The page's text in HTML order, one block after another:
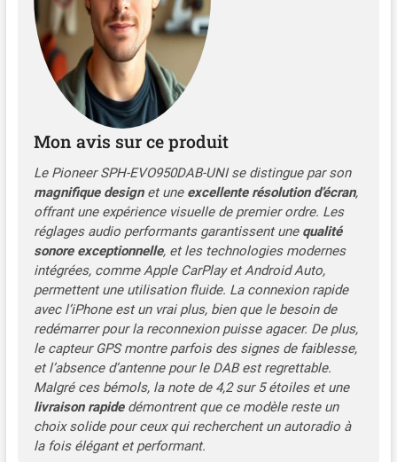
Mon avis sur ce produit
Le Pioneer SPH-EVO950DAB-UNI se distingue par son
magnifique designet une excellente résolution d’écran,
offrant une expérience visuelle de premier ordre. Les
réglages audio performants garantissent une qualité
sonore exceptionnelle, et les technologies modernes
intégrées, comme Apple CarPlay et Android Auto,
permettent une utilisation fluide. La connexion rapide
avec l’iPhone est un vrai plus, bien que le besoin de
redémarrer pour la reconnexion puisse agacer. De plus,
le capteur GPS montre parfois des signes de faiblesse,
et l’absence d’antenne pour le DAB est regrettable.
Malgré ces bémols, la note de 4,2 sur 5 étoiles et une
livraison rapidedémontrent que ce modèle reste un
choix solide pour ceux qui recherchent un autoradio à
la fois élégant et performant.